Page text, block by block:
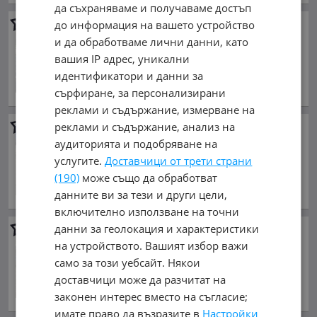
Ford Focus
950 €
1 858.04 лв.
ноември 2003 г., Бензинов
обл. Перник, гр. Батановци
Hyundai Ix20
2 999 €
5 865.53 лв.
април 2018 г., Бензинов
обл. Перник, гр. Батановци
Jeep Compass2.2* ЧАСТИ
2 500 €
4 889.58 лв.
юни 2011 г., Дизелов
обл. Перник, гр. Батановци
да съхраняваме и получаваме достъп
до информация на вашето устройство
и да обработваме лични данни, като
вашия IP адрес, уникални
идентификатори и данни за
сърфиране, за персонализирани
реклами и съдържание, измерване на
реклами и съдържание, анализ на
аудиторията и подобряване на
услугите.Доставчици от трети страни
(190) може също да обработват
данните ви за тези и други цели,
включително използване на точни
данни за геолокация и характеристики
на устройството. Вашият избор важи
само за този уебсайт. Някои
доставчици може да разчитат на
законен интерес вместо на съгласие;
имате право да възразите в Настройки